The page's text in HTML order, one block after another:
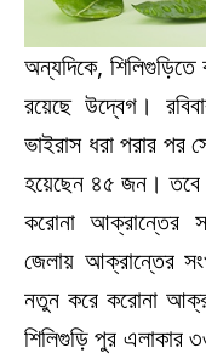
অন্যদিকে,
রয়েছে উদ্বেগ।
ভাইরাস ধরা পরার পর
হয়েছেন ৪৫ জন। তবে
করোনা আক্রান্তের
জেলায় আক্রান্তের
নতুন করে করোনা
শিলিগুড়ি পুর এলাকার